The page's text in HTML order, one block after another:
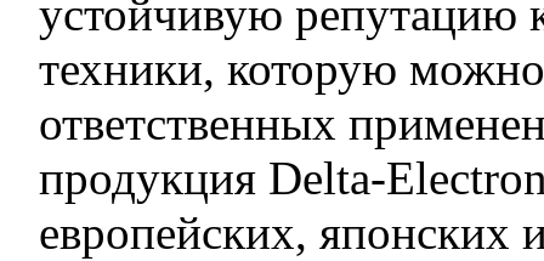
устойчивую репутацию
техники, которую
ответственных
продукция Delta-
европейских, японских